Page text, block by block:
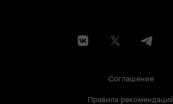
Соглашение
Правила